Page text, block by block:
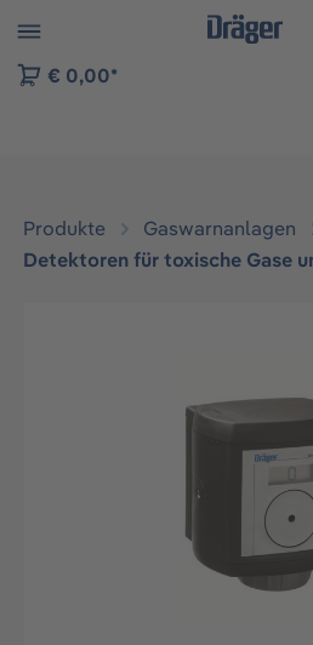
der B2B-Plattform
€ 0,00*
Produkte
Gaswarnanlagen
Detektoren für toxische Gase